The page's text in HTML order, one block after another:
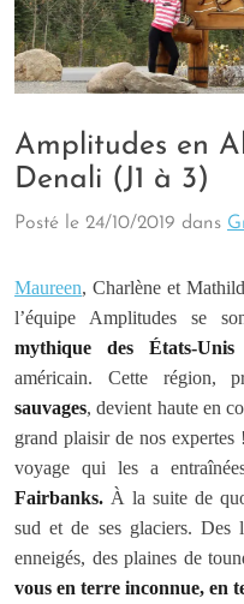
Amplitudes en
Denali (J1 à 3)
Posté le 24/10/2019 dans
Maureen, Charlène et
l’équipe Amplitudes se
mythique des États-Unis
américain. Cette région,
sauvages, devient haute en
grand plaisir de nos
voyage qui les a
Fairbanks. À la suite de
sud et de ses glaciers. Des
enneigés, des plaines de
vous en terre inconnue, en